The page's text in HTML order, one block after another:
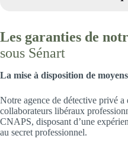
Les garanties de
sous Sénart
La mise à disposition de
Notre agence de détective privé a
collaborateurs libéraux
CNAPS, disposant d’une
au secret professionnel.